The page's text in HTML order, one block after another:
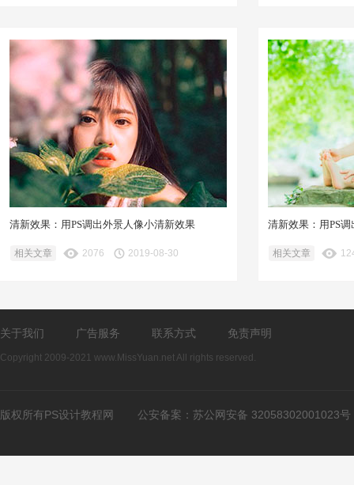
清新效果：用PS调出外景人像小清新效果
相关文章 2076 2019-08-30
清新效果：用PS
相关文章
关于我们 广告服务 联系方式 免责声明
Copyright 2009-2021 www.MissYuan.net All rights reserved.
版权所有PS设计教程网 公安备案： 苏公网安备 32058302001023号